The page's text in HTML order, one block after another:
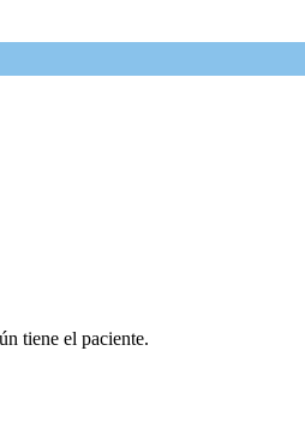
tiene el paciente.